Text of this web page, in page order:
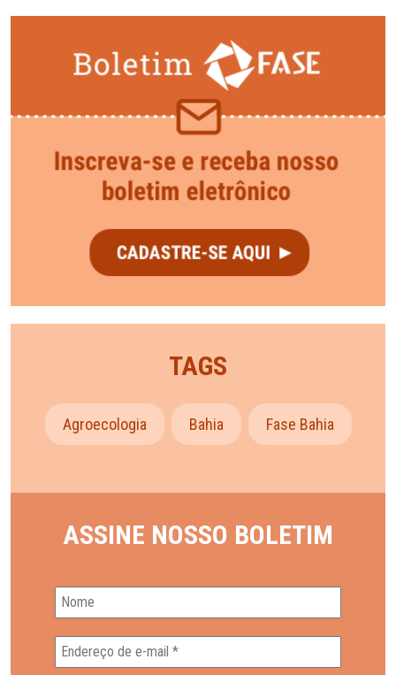
TAGS
Agroecologia Bahia Fase Bahia
ASSINE NOSSO BOLETIM